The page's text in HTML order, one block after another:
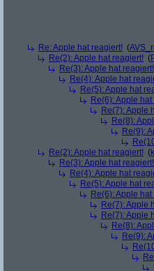
Re: Apple hat reagiert! (
Re(2): Apple hat reagiert! (
Re(3): Apple hat reagiert!
Re(4): Apple hat
Re(5): Apple hat
Re(6): Apple
Re(7): Apple
Re(8):
Re(9):
Re(2): Apple hat reagiert! (
Re(3): Apple hat reagiert!
Re(4): Apple hat
Re(5): Apple hat
Re(6): Apple
Re(7): Apple
Re(7): Apple
Re(8):
Re(9):